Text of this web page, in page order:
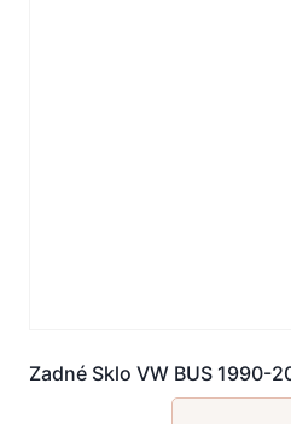
Zadné Sklo VW BUS 1990-